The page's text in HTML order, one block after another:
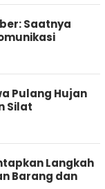
Saatnya
Pulang Hujan
Silat
Langkah
Barang dan